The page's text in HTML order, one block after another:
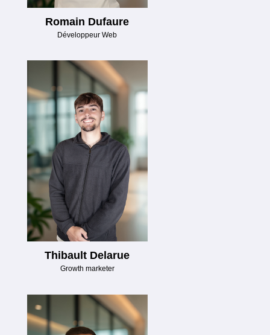
Romain Dufaure
Développeur Web
Thibault Delarue
Growth marketer